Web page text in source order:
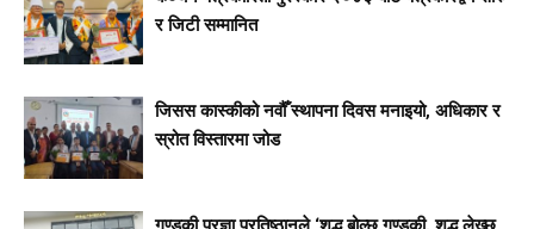
र जिटी सम्मानित
जिसस कास्कीको नवौँ स्थापना दिवस मनाइयो, अधिकार र
स्रोत विस्तारमा जोड